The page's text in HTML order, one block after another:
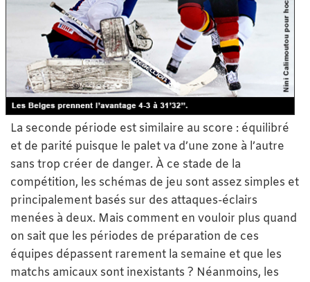
La seconde période est similaire au score : équilibré
et de parité puisque le palet va d’une zone à l’autre
sans trop créer de danger. À ce stade de la
compétition, les schémas de jeu sont assez simples et
principalement basés sur des attaques-éclairs
menées à deux. Mais comment en vouloir plus quand
on sait que les périodes de préparation de ces
équipes dépassent rarement la semaine et que les
matchs amicaux sont inexistants ? Néanmoins, les